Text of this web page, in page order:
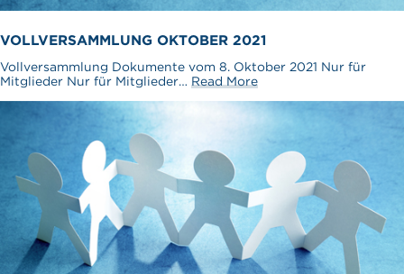
VOLLVERSAMMLUNG OKTOBER 2021
Vollversammlung Dokumente vom 8. Oktober 2021 Nur für
Mitglieder Nur für Mitglieder… Read More